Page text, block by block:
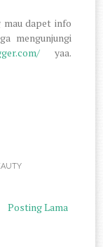
dapet info
mengunjungi
yaa.
Posting Lama